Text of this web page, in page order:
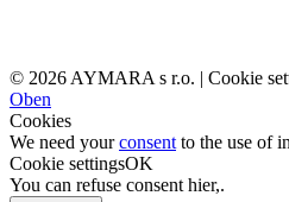
© 2026 AYMARA s r.o. | Cookie
Oben
Cookies
We need yourconsent to the use of
Cookie settingsOK
You can refuse consent hier,.